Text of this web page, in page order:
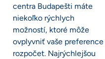
centra Budapešti máte
niekoľko rýchlych
možností, ktoré môže
ovplyvniť vaše preference
rozpočet. Najrýchlejšou